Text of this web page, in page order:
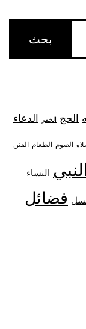
الحج الخمر الدعاء
الصوم الطعام الفتن
النساء
فضائل